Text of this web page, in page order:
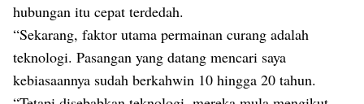
hubungan itu cepat terdedah.
“Sekarang, faktor utama permainan curang adalah
teknologi. Pasangan yang datang mencari saya
kebiasaannya sudah berkahwin 10 hingga 20 tahun.